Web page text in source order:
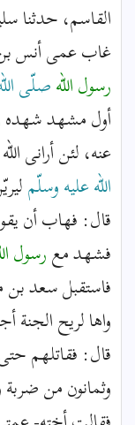
القاسم، حدثنا
غاب عمى أنس
رسول اللهصلّى
أول مشهد شهده
عنه، لئن أرانى
الله عليه وسلّم
قال: فهاب أن
فشهد معرسول
فاستقبل سعد بن
واها لريح الجنة
قال: فقاتلهم
وثمانون من ضربة